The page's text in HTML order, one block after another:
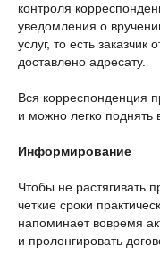
контроля
уведомления о
услуг, то есть заказчик
доставлено адресату.
Вся корреспонденция
и можно легко поднять
Информирование
Чтобы не растягивать
четкие сроки
напоминает вовремя
и пролонгировать